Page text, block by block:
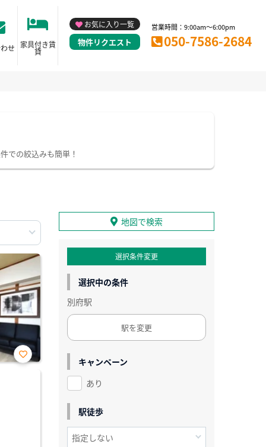
せ 家具付き賃
貸
お気に入り一覧
物件リクエスト
営業時間：9:00am～6:00pm
050-7586-2684
での絞込みも簡単！
お気
地図で検索
選択条件変更
選択中の条件
別府駅
駅を変更
キャンペーン
あり
駅徒歩